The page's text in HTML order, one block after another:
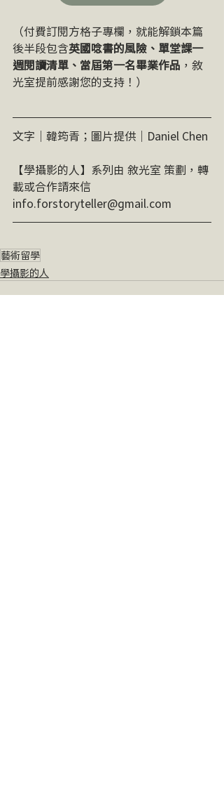
（付費訂閱方格子專欄，就能解鎖本篇
後半段包含英國唸書的風險、 單堂課一
週閱讀清單、當屆第一名畢業作品 ，敘
光室提前感謝您的支持！ ）
文字｜韓筠青；圖片提供｜Daniel Chen
【學攝影的人】系列由 敘光室 策劃，轉
載或合作請來信
info.forstoryteller@gmail.com
藝術留學
學攝影的人